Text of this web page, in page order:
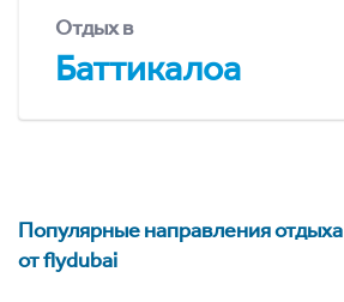
Отдых в
Баттикалоа
Популярные направления отдыха
от flydubai